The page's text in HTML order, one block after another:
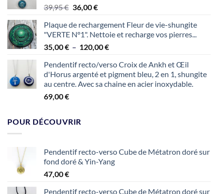
39,95€ Le
initial
était :
39,95 €.
36,00€Le
actuel
est :
36,00 €.
Plaque de rechargement Fleur de vie-shungite
"VERTE N°1". Nettoie et recharge vos pierres...
35,00€ – 120,00€Plage
prix :
35,00 €
à
Pendentif recto/verso Croix de Ankh et Œil
d'Horus argenté et pigment bleu, 2 en 1, shungite
au centre. Avec sa chaine en acier inoxydable.
69,00€
POUR DÉCOUVRIR
Pendentif recto-verso Cube de Métatron doré sur
fond doré & Yin-Yang
47,00€
Pendentif recto-verso Cube de Métatron doré sur